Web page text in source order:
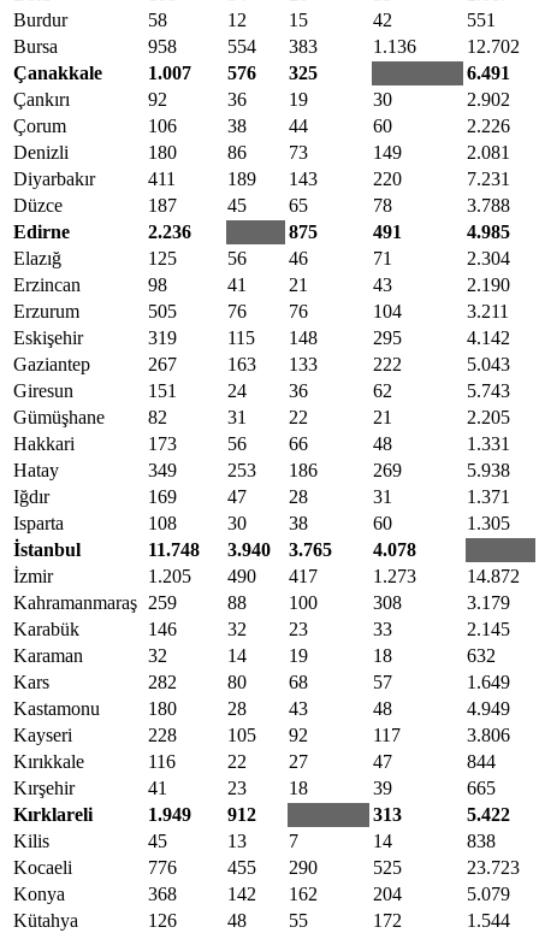
Burdur
58 12 15 42
551
Bursa
958 554 383 1.136
12.702
Çanakkale
1.007 576 325
6.491
Çankırı
92 36 19 30
2.902
Çorum
106 38 44 60
2.226
Denizli
180 86 73 149
2.081
Diyarbakır
411 189 143 220
7.231
Düzce
187 45 65 78
3.788
Edirne
2.236 875 491
4.985
Elazığ
125 56 46 71
2.304
Erzincan
98 41 21 43
2.190
Erzurum
505 76 76 104
3.211
Eskişehir
319 115 148 295
4.142
Gaziantep
267 163 133 222
5.043
Giresun
151 24 36 62
5.743
Gümüşhane
82 31 22 21
2.205
Hakkari
173 56 66 48
1.331
Hatay
349 253 186 269
5.938
Iğdır
169 47 28 31
1.371
Isparta
108 30 38 60
1.305
İstanbul
11.748 3.940 3.765
4.078
İzmir
1.205 490 417 1.273
14.872
Kahramanmaraş 259 88 100 308
3.179
Karabük
146 32 23 33
2.145
Karaman
32 14 19 18
632
Kars
282 80 68 57
1.649
Kastamonu
180 28 43 48
4.949
Kayseri
228 105 92 117
3.806
Kırıkkale
116 22 27 47
844
Kırşehir
41 23 18 39
665
Kırklareli
1.949 912 313
5.422
Kilis
45 13 7 14
838
Kocaeli
776 455 290 525
23.723
Konya
368 142 162 204
5.079
Kütahya
126 48 55 172
1.544